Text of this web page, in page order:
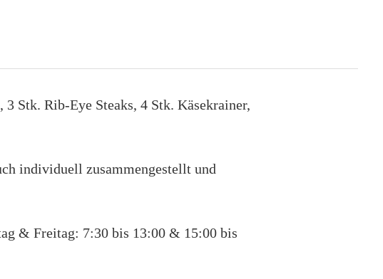
Stk. Rib-Eye Steaks, 4 Stk. Käsekrainer,
individuell zusammengestellt und
& Freitag: 7:30 bis 13:00 & 15:00 bis